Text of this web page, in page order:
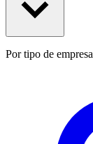
Por tipo de empresa